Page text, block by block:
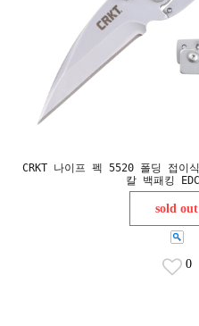
CRKT 나이프 펙 5520 폴딩 접이
칼 백패킹
sold out
0